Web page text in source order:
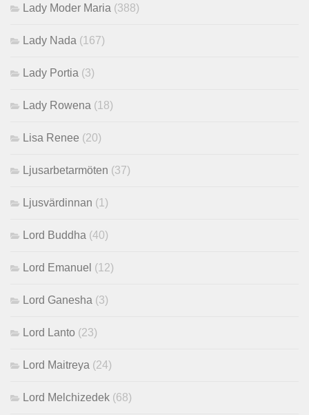
Lady Moder Maria (388)
Lady Nada (167)
Lady Portia (3)
Lady Rowena (18)
Lisa Renee (20)
Ljusarbetarmöten (37)
Ljusvärdinnan (1)
Lord Buddha (40)
Lord Emanuel (12)
Lord Ganesha (3)
Lord Lanto (23)
Lord Maitreya (24)
Lord Melchizedek (68)